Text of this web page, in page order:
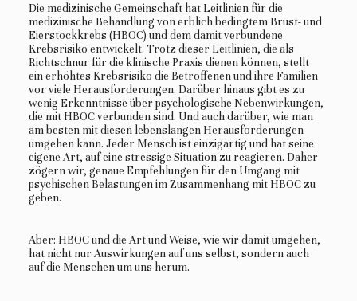
Die medizinische Gemeinschaft hat Leitlinien für die
medizinische Behandlung von erblich bedingtem Brust- und
Eierstockkrebs (HBOC) und dem damit verbundene
Krebsrisiko entwickelt. Trotz dieser Leitlinien, die als
Richtschnur für die klinische Praxis dienen können, stellt
ein erhöhtes Krebsrisiko die Betroffenen und ihre Familien
vor viele Herausforderungen. Darüber hinaus gibt es zu
wenig Erkenntnisse über psychologische Nebenwirkungen,
die mit HBOC verbunden sind. Und auch darüber, wie man
am besten mit diesen lebenslangen Herausforderungen
umgehen kann. Jeder Mensch ist einzigartig und hat seine
eigene Art, auf eine stressige Situation zu reagieren. Daher
zögern wir, genaue Empfehlungen für den Umgang mit
psychischen Belastungen im Zusammenhang mit HBOC zu
geben.
Aber: HBOC und die Art und Weise, wie wir damit umgehen,
hat nicht nur Auswirkungen auf uns selbst, sondern auch
auf die Menschen um uns herum.